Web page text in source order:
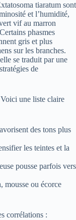
tiaratum sont
et l’humidité,
vif au marron
phasmes
gris et plus
sur les branches.
se traduit par une
de
une liste claire
des tons plus
les teintes et la
pousse parfois vers
mousse ou écorce
corrélations :